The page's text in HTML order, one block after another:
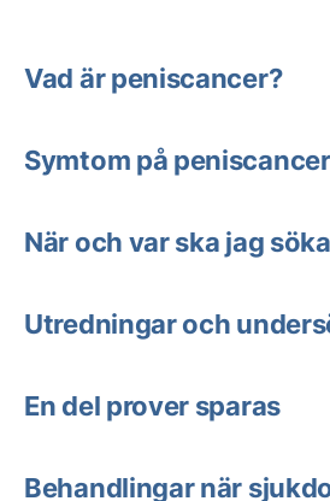
Vad är peniscancer?
Symtom på peniscancer
När och var ska jag
Utredningar och
En del prover sparas
Behandlingar när